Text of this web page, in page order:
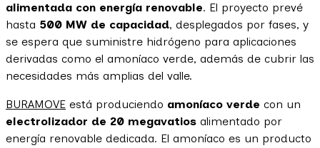
alimentada con energía renovable. El proyecto prevé
hasta 500 MW de capacidad, desplegados por fases, y
se espera que suministre hidrógeno para aplicaciones
derivadas como el amoníaco verde, además de cubrir las
necesidades más amplias del valle.
BURAMOVE está produciendo amoníaco verde con un
electrolizador de 20 megavatios alimentado por
energía renovable dedicada. El amoníaco es un producto